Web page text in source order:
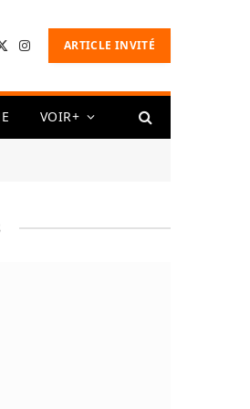
X
InstagramARTICLE INVITÉ
VOIR+